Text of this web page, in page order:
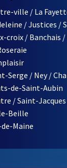
À
fenêtre
ville / La
/ Justices /
croix / Banchais
Serge / Ney /
de-Saint-Aubin
/ Saint-
Beille
Maine